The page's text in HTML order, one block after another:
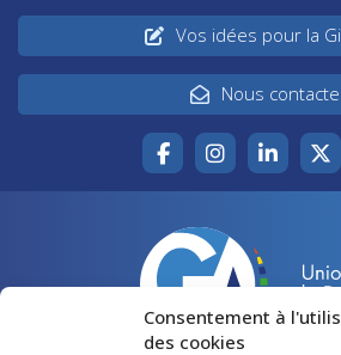
Consentement à
des cookies
Vos idées pour la
Nous